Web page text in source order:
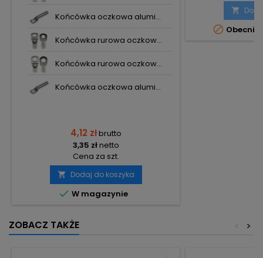
Końcówka oczkowa alumi...
Końcówka rurowa oczkow...
Końcówka rurowa oczkow...
Końcówka oczkowa alumi...
4,12 złbrutto
3,35 złnetto
Cena za szt.
 Dodaj do koszyka
 W magazynie


ZOBACZ TAKŻE >
<